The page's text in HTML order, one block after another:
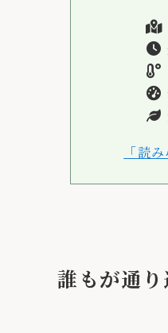
「読
誰もが通